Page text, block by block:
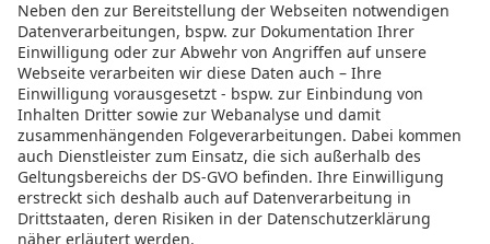
Jobs Nordamerika
Jobs Asien
RECHTLICHES
Datenschutz